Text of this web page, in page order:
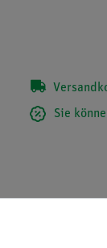
Sie